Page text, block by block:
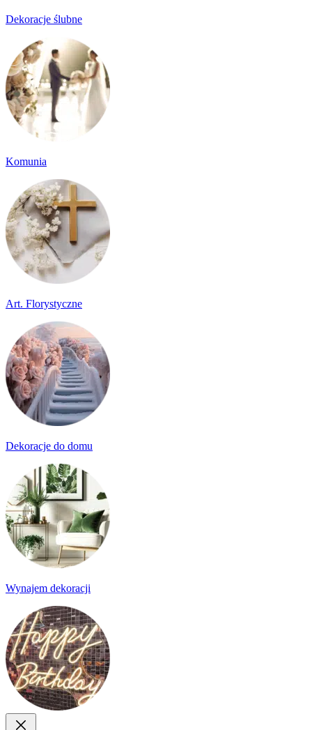
Dekoracje ślubne
Komunia
Art. Florystyczne
Dekoracje do domu
Wynajem dekoracji